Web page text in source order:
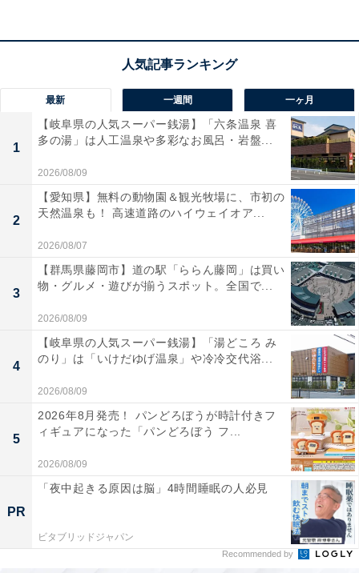
ード。人の声を強調して聞き取りやすくする「ダイアロ
し、ニュースやドラマのセリフが驚く
ほどクリアに届きます。Bluetooth接続にも対応してい
るため、スマホの音楽もワイヤレスで楽しめます。
ユーザーからは「人の声がとにかく聞きやすい」「設定
が驚くほど簡単」と、劇的な変化を喜ぶ声が多く寄せら
れています。一方で、「低音の迫力は上位モデルに比べ
ると控えめ」という声も。日々のテレビ放送をストレス
なく明瞭に楽しみたい人には、おすすめの商品といえそ
うです。
【今日チェックしたい】Boseの人気商品5選
最新 一週間 一ヶ月
1
【岐阜県の人気スーパー銭湯】「六条温泉 喜
多の湯」は人工温泉や多彩なお風呂・岩盤...
2026/08/09
2
【愛知県】無料の動物園＆観光牧場に、市初の
天然温泉も！ 高速道路のハイウェイオア...
2026/08/07
3
【群馬県藤岡市】道の駅「ららん藤岡」は買い
物・グルメ・遊びが揃うスポット。全国で...
2026/08/09
4
【岐阜県の人気スーパー銭湯】「湯どころ み
のり」は「いけだゆげ温泉」や冷冷交代浴...
2026/08/09
5
2026年8月発売！ パンどろぼうが時計付きフ
ィギュアになった「パンどろぼう フ...
2026/08/09
PR
「夜中起きる原因は脳」4時間睡眠の人必見
ビタブリッドジャパン
Recommended by